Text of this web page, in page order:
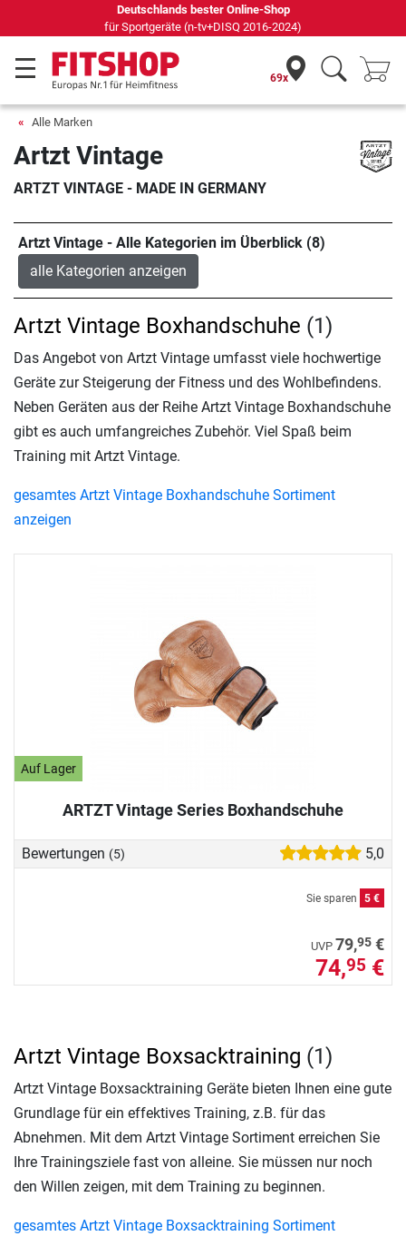
tv+DISQ 2016-2024)
69 Fachmärkte vor Ort
69x
Alle Marken
Artzt Vintage
ARTZT VINTAGE - MADE IN GERMANY
Artzt Vintage - Alle Kategorien im Überblick (8)
alle Kategorien anzeigen
Auf Lager
ARTZT Vintage Series Boxhandschuhe
Bewertungen (5) 5,0
Sie sparen 5 €
UVP 79,95 €
74,95 €
Artzt Vintage Boxhandschuhe (1)
Das Angebot von Artzt Vintage umfasst viele hochwertige
Geräte zur Steigerung der Fitness und des Wohlbefindens.
Neben Geräten aus der Reihe Artzt Vintage Boxhandschuhe
gibt es auch umfangreiches Zubehör. Viel Spaß beim
Training mit Artzt Vintage.
gesamtes Artzt Vintage Boxhandschuhe Sortiment
anzeigen
Artzt Vintage Boxsacktraining (1)
Artzt Vintage Boxsacktraining Geräte bieten Ihnen eine gute
Grundlage für ein effektives Training, z.B. für das
Abnehmen. Mit dem Artzt Vintage Sortiment erreichen Sie
Ihre Trainingsziele fast von alleine. Sie müssen nur noch
den Willen zeigen, mit dem Training zu beginnen.
gesamtes Artzt Vintage Boxsacktraining Sortiment